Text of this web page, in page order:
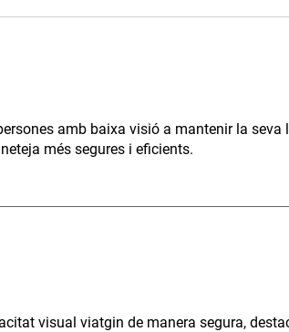
amb baixa visió a mantenir la seva
més segures i eficients.
visual viatgin de manera segura,